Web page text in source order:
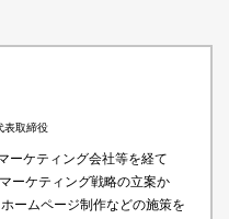
表取締役
ーケティング会社等を経て
ーケティング戦略の立案か
ームページ制作などの施策を